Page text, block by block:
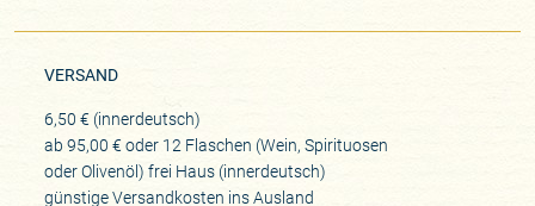
VERSAND
6,50 € (innerdeutsch)
ab 95,00 € oder 12 Flaschen (Wein, Spirituosen
oder Olivenöl) frei Haus (innerdeutsch)
günstige Versandkosten ins Ausland